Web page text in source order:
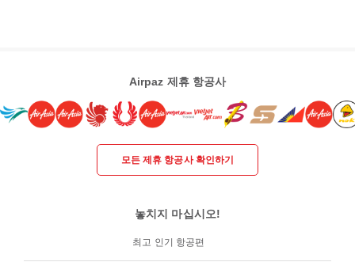
Airpaz 제휴 항공사
모든 제휴 항공사 확인하기
놓치지 마십시오!
최고 인기 항공편